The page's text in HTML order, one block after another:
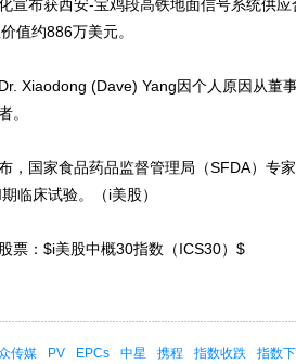
布获西安-宝鸡段高铁地面信号系统供应
值约886万美元。
(Dave) Yang因个人原因从董
。
国家食品药品监督管理局（SFDA）专家
临床试验。（i美股）
：$i美股中概30指数（ICS30）$
传媒 PV EPCs 中星 携程 指数收跌 指数